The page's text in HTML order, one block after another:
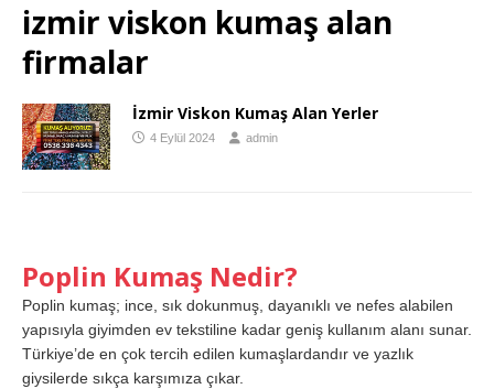
izmir viskon kumaş alan
firmalar
İzmir Viskon Kumaş Alan Yerler
4 Eylül 2024 admin
Poplin Kumaş Nedir?
Poplin kumaş; ince, sık dokunmuş, dayanıklı ve nefes alabilen
yapısıyla giyimden ev tekstiline kadar geniş kullanım alanı sunar.
Türkiye’de en çok tercih edilen kumaşlardandır ve yazlık
giysilerde sıkça karşımıza çıkar.